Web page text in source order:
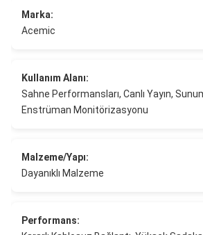
Marka:
Acemic
Kullanım Alanı:
Sahne Performansları, Canlı Yayın,
Enstrüman Monitörizasyonu
Malzeme/Yapı:
Dayanıklı Malzeme
Performans: